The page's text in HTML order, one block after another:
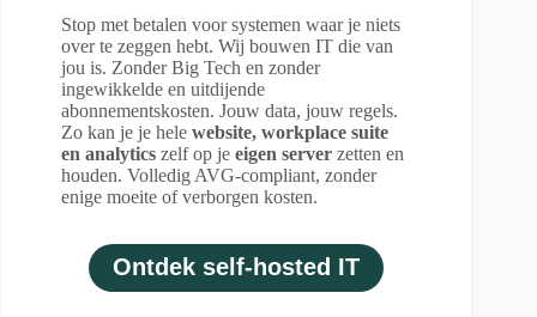
Stop met betalen voor systemen waar je niets
over te zeggen hebt. Wij bouwen IT die van
jou is. Zonder Big Tech en zonder
ingewikkelde en uitdijende
abonnementskosten. Jouw data, jouw regels.
Zo kan je je hele website, workplace suite
en analytics zelf op je eigen server zetten en
houden. Volledig AVG-compliant, zonder
enige moeite of verborgen kosten.
Ontdek self-hosted IT